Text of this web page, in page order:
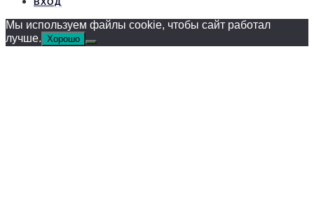
Мы используем файлы cookie, чтобы сайт работал
лучше. Хорошо